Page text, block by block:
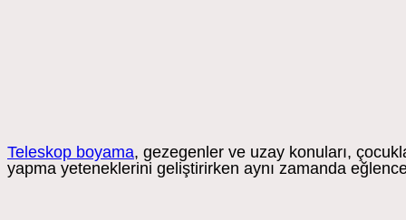
Teleskop boyama, gezegenler ve uzay konuları,
yapma yeteneklerini geliştirirken aynı zamanda